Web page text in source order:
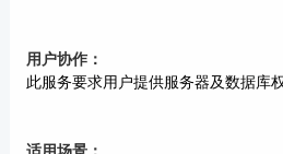
用户协作：
此服务要求用户提供服务器及数据库